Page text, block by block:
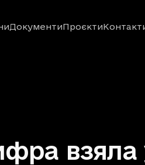
ДокументиПроєкти
взяла